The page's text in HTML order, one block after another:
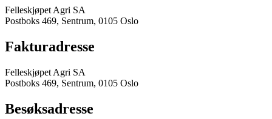
Felleskjøpet Agri SA
Postboks 469, Sentrum, 0105 Oslo
Fakturadresse
Felleskjøpet Agri SA
Postboks 469, Sentrum, 0105 Oslo
Besøksadresse